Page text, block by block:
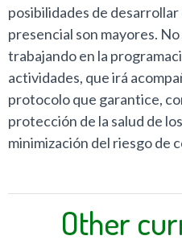
posibilidades de
presencial son mayores.
trabajando en la
actividades, que irá
protocolo que garantice,
protección de la salud de
minimización del riesgo de
Other